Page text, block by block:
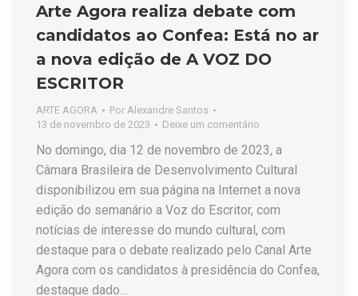
Arte Agora realiza debate com
candidatos ao Confea: Está no ar
a nova edição de A VOZ DO
ESCRITOR
ARTE AGORA Por Alexandre Santos
13 de novembro de 2023
Deixe um comentário
No domingo, dia 12 de novembro de 2023, a
Câmara Brasileira de Desenvolvimento Cultural
disponibilizou em sua página na Internet a nova
edição do semanário a Voz do Escritor, com
notícias de interesse do mundo cultural, com
destaque para o debate realizado pelo Canal Arte
Agora com os candidatos à presidência do Confea,
destaque dado…